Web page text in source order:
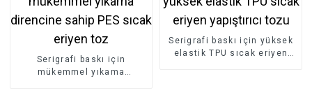
Serigrafi baskı için
mükemmel yıkama
Serigrafi baskı için yüksek
elastik TPU sıcak eriyen